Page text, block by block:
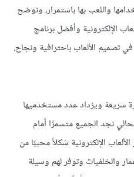
واللعب بها باستمرار، ونوضح
الإلكترونية وأفضل برنامج
تصميم الألعاب باحترافية ونجاح.
سريعة ويزداد عدد مستخدميها
نجد الجميع متسمرًا أمام
الإلكترونية شكلاً محببًا من
والخلفيات وتوفر لهم وسيلة